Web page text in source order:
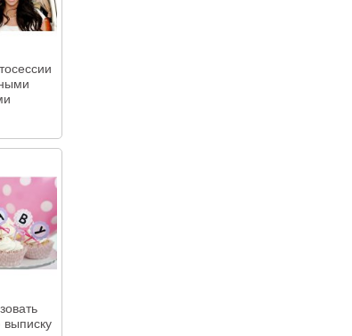
выписку